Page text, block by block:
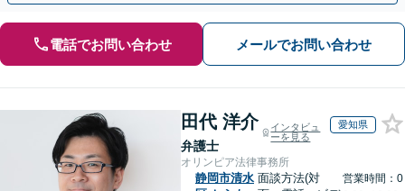
電話でお問い合わせ メールでお問い合わせ
田代 洋介
弁護士
インタビュ
ーを見る
愛知県
オリンピア法律事務所
静岡市清水 面談方法(対
営業時間：0